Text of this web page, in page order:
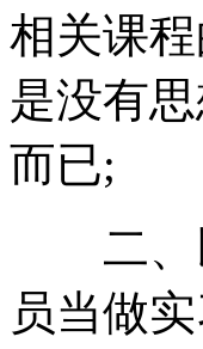
相关课
是没有
而已;
二、以
员当做